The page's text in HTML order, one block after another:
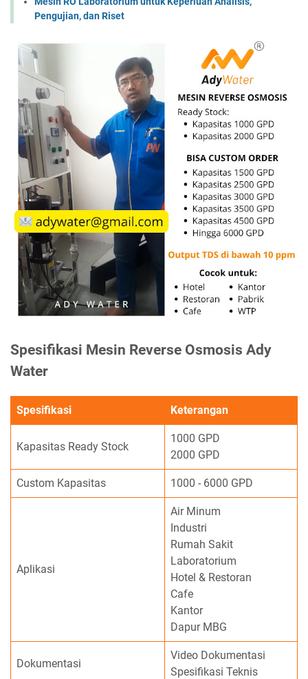
Pengujian, dan Riset
Spesifikasi Mesin Reverse Osmosis Ady
Water
Spesifikasi Keterangan
Kapasitas Ready Stock
1000 GPD
2000 GPD
Custom Kapasitas 1000 - 6000 GPD
Aplikasi
Air Minum
Industri
Rumah Sakit
Laboratorium
Hotel & Restoran
Cafe
Kantor
Dapur MBG
Dokumentasi
Video Dokumentasi
Spesifikasi Teknis